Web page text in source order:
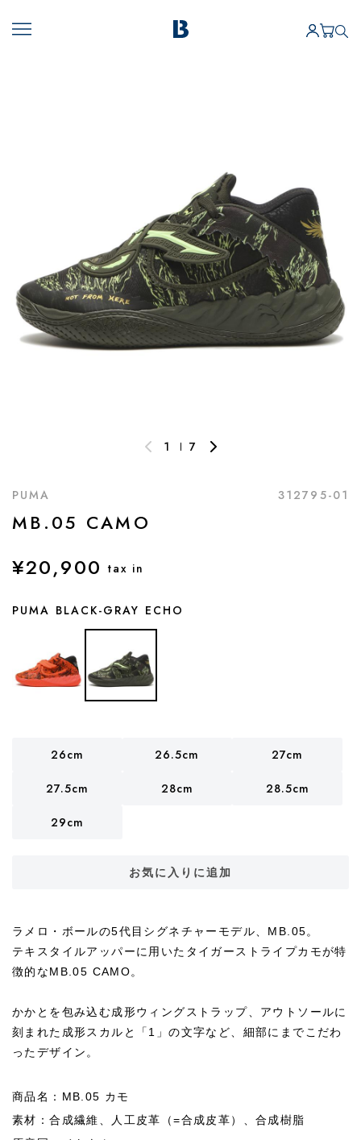
1 7
PUMA 312795-01
MB.05 CAMO
¥20,900 tax in
PUMA BLACK-GRAY ECHO
26cm 26.5cm 27cm
27.5cm 28cm 28.5cm
29cm
お気に入りに追加
ラメロ・ボールの5代目シグネチャーモデル、MB.05。
テキスタイルアッパーに用いたタイガーストライプカモが特
徴的なMB.05 CAMO。
かかとを包み込む成形ウィングストラップ、アウトソールに
刻まれた成形スカルと「1」の文字など、細部にまでこだわ
ったデザイン。
商品名：MB.05 カモ
素材：合成繊維、人工皮革（=合成皮革）、合成樹脂